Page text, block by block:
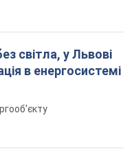
світла, у Львові
в енергосистемі